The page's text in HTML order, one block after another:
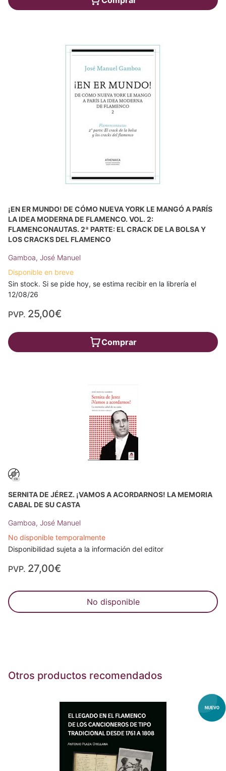
¡EN ER MUNDO! DE CÓMO NUEVA YORK LE MANGÓ A PARÍS
LA IDEA MODERNA DE FLAMENCO. VOL. 2:
FLAMENCONAUTAS. 2ª PARTE: EL CRACK DE LA BOLSA Y
LOS CRACKS DEL FLAMENCO
Gamboa, José Manuel
Disponible en breve
Sin stock. Si se pide hoy, se estima recibir en la librería el
12/08/26
PVP. 25,00€
Comprar
SERNITA DE JÉREZ. ¡VAMOS A ACORDARNOS! LA MEMORIA
CABAL DE SU CASTA
Gamboa, José Manuel
No disponible temporalmente
Disponibilidad sujeta a la información del editor
PVP. 27,00€
No disponible
Otros productos recomendados